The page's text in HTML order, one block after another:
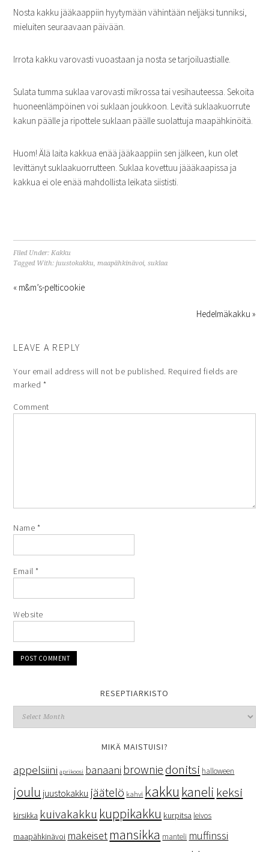
Nosta kakku jääkaappiin hyytymään vähintään neljäksi tunniksi,
mieluiten seuraavaan päivään.
Irrota kakku varovasti vuoastaan ja nosta se tarjoiluastialle.
Sulata tumma suklaa varovasti mikrossa tai vesihauteessa. Sekoita
huoneenlämpöinen voi suklaan joukkoon. Levitä suklaakuorrute
kakun päälle ja ripottele suklaan päälle suolattuja maapähkinöitä.
Huom! Älä laita kakkua enää jääkaappiin sen jälkeen, kun olet
levittänyt suklaakuorrutteen. Suklaa kovettuu jäääkaapissa ja
kakkua ei ole enää mahdollista leikata siististi.
Filed Under:Kakku
Tagged With:juustokakku,maapähkinävoi,suklaa
« m&m’s-pelticookie
Hedelmäkakku »
LEAVE A REPLY
Your email address will not be published. Required fields are
marked *
Comment
Name *
Email*
Website
RESEPTIARKISTO
MIKÄ MAISTUISI?
appelsiini aprikoosi banaani brownie donitsi halloween
joulu juustokakku jäätelö kahvi kakku kaneli keksi
kirsikka kuivakakku kuppikakku kurpitsa leivos
maapähkinävoi makeiset mansikka manteli muffinssi